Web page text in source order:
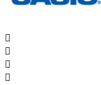



